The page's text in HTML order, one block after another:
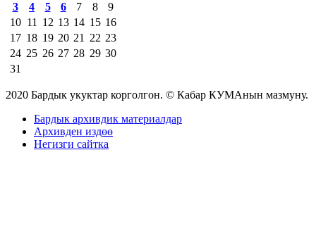
3
4 5 6 7 8
9
10 11 12 13 14 15 16
17 18 19 20 21 22 23
24 25 26 27 28 29 30
31
2020 Бардык укуктар корголгон. © Кабар КУМАнын мазмуну.
Бардык архивдик материалдар
Архивден издөө
Негизги сайтка